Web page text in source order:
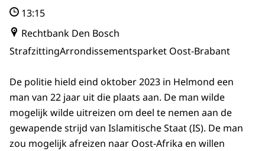
13:15
Rechtbank Den Bosch
StrafzittingArrondissementsparket Oost-Brabant
De politie hield eind oktober 2023 in Helmond een
man van 22 jaar uit die plaats aan. De man wilde
mogelijk wilde uitreizen om deel te nemen aan de
gewapende strijd van Islamitische Staat (IS). De man
zou mogelijk afreizen naar Oost-Afrika en willen